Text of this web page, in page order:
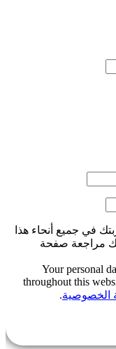
في جميع أنحاء هذا
مراجعة صفحة
Your personal
throughout this
الخصوصية.